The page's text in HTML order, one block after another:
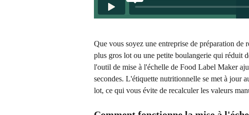
Que vous soyez une entreprise de préparation
plus gros lot ou une petite boulangerie qui réduit
l'outil de mise à l'échelle de Food Label Maker
secondes. L'étiquette nutritionnelle se met à jour
lot, ce qui vous évite de recalculer les valeurs